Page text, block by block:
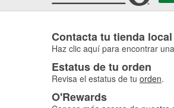
Contacta tu tienda local
Haz clic aquí para encontrar una
Estatus de tu orden
Revisa el estatus de tu orden.
O'Rewards